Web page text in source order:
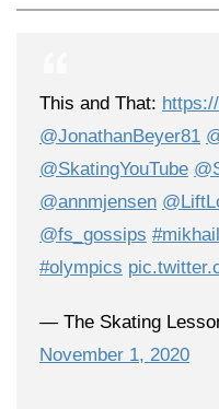
This and That:
@JonathanBeyer81
@SkatingYouTube
@annmjensen
@fs_gossips
#olympics
— The Skating
November 1, 2020